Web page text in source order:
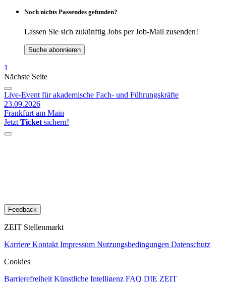
Noch nichts Passendes gefunden?
Lassen Sie sich zukünftig Jobs per Job-Mail zusenden!
Suche abonnieren
1
Nächste Seite
Live-Event für akademische Fach- und Führungskräfte
23.09.2026
Frankfurt am Main
Jetzt Ticket sichern!
Feedback
ZEIT Stellenmarkt
Karriere Kontakt Impressum Nutzungsbedingungen Datenschutz
Cookies
Barrierefreiheit Künstliche Intelligenz FAQ DIE ZEIT